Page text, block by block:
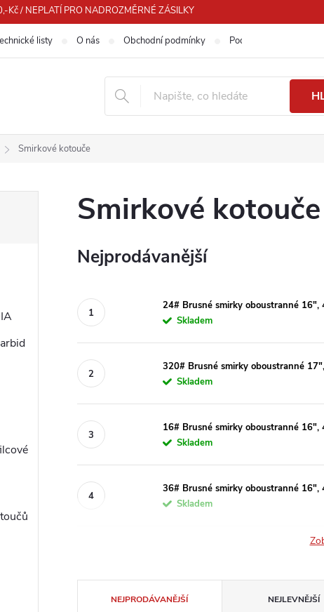
/ NEPLATÍ PRO NADROZMĚRNÉ ZÁSILKY
listy O nás Obchodní podmínky Podmínky ochrany
Smirkové kotouče
Smirkové kotouče
Nejprodávanější
24# Brusné smirky oboustranné 16",
Skladem
320# Brusné smirky oboustranné
Skladem
16# Brusné smirky oboustranné 16",
Skladem
36# Brusné smirky oboustranné 16",
Skladem
NEJPRODÁVANĚJŠÍ NEJLEVNĚJŠÍ